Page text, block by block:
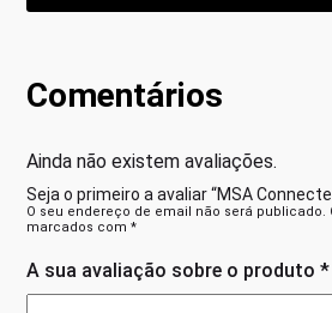
Comentários
Ainda não existem avaliações.
Seja o primeiro a avaliar “MSA
O seu endereço de email não será publicado.
marcados com*
A sua avaliação sobre o produto*